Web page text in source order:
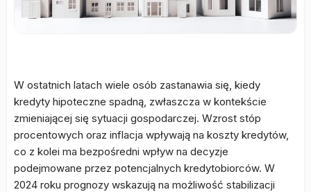
W ostatnich latach wiele osób zastanawia się, kiedy
kredyty hipoteczne spadną, zwłaszcza w kontekście
zmieniającej się sytuacji gospodarczej. Wzrost stóp
procentowych oraz inflacja wpływają na koszty kredytów,
co z kolei ma bezpośredni wpływ na decyzje
podejmowane przez potencjalnych kredytobiorców. W
2024 roku prognozy wskazują na możliwość stabilizacji